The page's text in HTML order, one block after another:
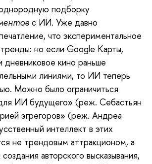
подборку
с ИИ. Уже давно
что экспериментальное
тренды: но если Google Карты,
кино раньше
линиями, то ИИ теперь
Можно было ограничиться
ИИ будущего» (реж. Себастьян
эгрегоров» (реж. Андреа
интеллект в этих
не трендовым аттракционом, а
авторского высказывания,